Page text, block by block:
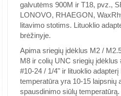
galvutėms 900M ir T18, pvz.,
LONOVO, RHAEGON,
litavimo stotims. Lituoklio
brėžinyje.
Apima sriegių įdėklus M2 /
M8 ir colių UNC sriegių įdėklus
#10-24 / 1/4" ir lituoklio
temperatūra yra 10-15 laipsnių
spausdinimo siūlų temperatūrą.